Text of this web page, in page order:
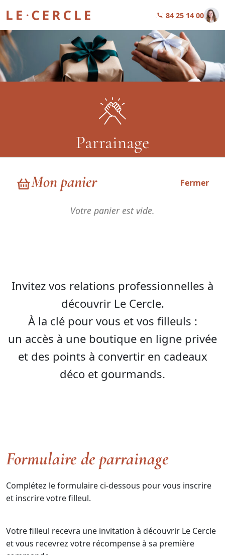
01 84 25 14 00
Mon panier Fermer
Votre panier est vide.
Parrainage
Parrainage
Invitez vos relations professionnelles à
découvrir Le Cercle.
À la clé pour vous et vos filleuls :
un accès à une boutique en ligne privée
et des points à convertir en cadeaux
déco et gourmands.
Formulaire de parrainage
Complétez le formulaire ci-dessous pour vous inscrire
et inscrire votre filleul.
Votre filleul recevra une invitation à découvrir Le Cercle
et vous recevrez votre récompense à sa première